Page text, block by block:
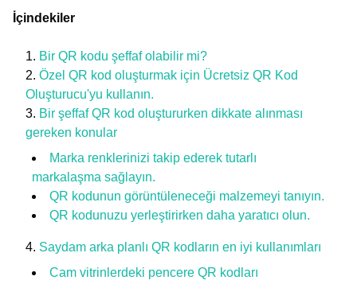
İçindekiler
Bir QR kodu şeffaf olabilir mi?
Özel QR kod oluşturmak için Ücretsiz QR Kod
Oluşturucu'yu kullanın.
Bir şeffaf QR kod oluştururken dikkate alınması
gereken konular
Marka renklerinizi takip ederek tutarlı
markalaşma sağlayın.
QR kodunun görüntüleneceği malzemeyi tanıyın.
QR kodunuzu yerleştirirken daha yaratıcı olun.
Saydam arka planlı QR kodların en iyi kullanımları
Cam vitrinlerdeki pencere QR kodları